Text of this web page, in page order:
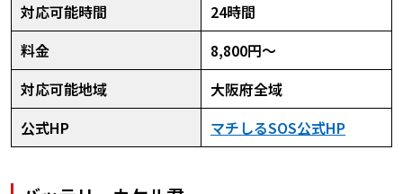
対応可能時間
24時間
料金
8,800円～
対応可能地域
大阪府全域
公式HP
マチしるSOS公式HP